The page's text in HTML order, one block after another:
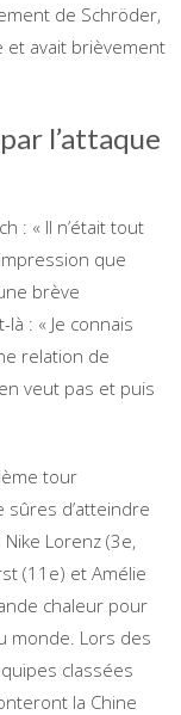
de Schröder,
et avait brièvement
l’attaque
: « Il n’était tout
que
brève
: « Je connais
relation de
veut pas et puis
tour
d’atteindre
Lorenz (3e,
(11e) et Amélie
chaleur pour
monde. Lors des
classées
la Chine